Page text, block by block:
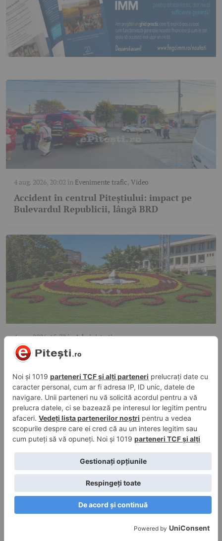
4 aug. 2026, 20:02 în Evenimente trafic,Video
Accident în centrul Piteștiului: impact pe
Bulevardul Republicii, lângă BRD
4 aug. 2026, 15:32înAdministrativ
Pitești are cel mai mare ceas floral din
România. Primarul Gentea: „Va deveni o
nouă zonă de referință pentru oraș”
Evenimente trafic
permisul suspendat și mașină